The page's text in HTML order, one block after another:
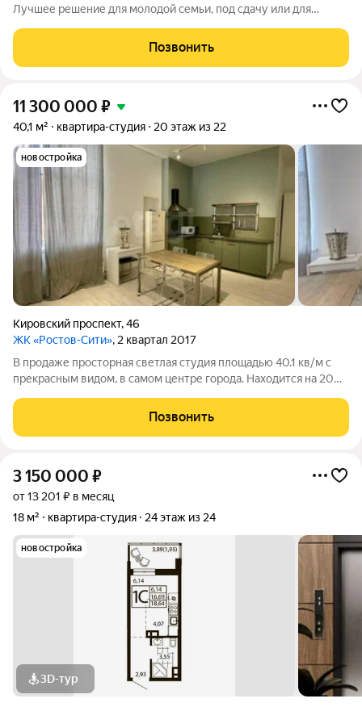
Лучшее решение для молодой семьи, под сдачу или для
прихожей. Благодаря её уникальной форме: основная комната
отделена от входа коридором, что
Позвонить
11 300 000 ₽
40,1 м² квартира-студия 20 этаж из 22
новостройка
Кировский проспект,46
ЖК «Ростов-Сити», 2 квартал 2017
В продаже просторная светлая студия площадью 40.1 кв/м с
прекрасным видом, в самом центре города. Находится на 20
все в шаговой доступности. Дизайнерский ремонт с
премиальной мебелью,
Позвонить
3 150 000 ₽
от 13 201 ₽ в месяц
18 м²
квартира-студия 24 этаж из 24
новостройка
3D-тур